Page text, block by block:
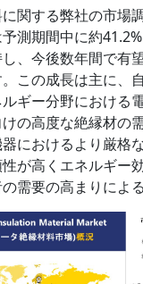
関する弊社の市場
測期間中に約
、今後数年間で有
この成長は主に、
ギー分野における
の高度な絶縁材の
におけるより厳格
が高くエネルギー
需要の高まりによる